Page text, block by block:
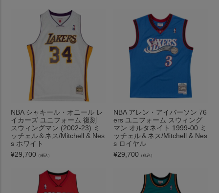
NBA シャキール・オニール レ
イカーズ ユニフォーム 復刻
スウィングマン (2002-23) ミ
ッチェル＆ネス/Mitchell & Nes
s ホワイト
¥29,700 （税込）
NBA アレン・アイバーソン 76
ers ユニフォーム スウィング
マン オルタネイト 1999-00 ミ
ッチェル＆ネス/Mitchell & Nes
s ロイヤル
¥29,700 （税込）